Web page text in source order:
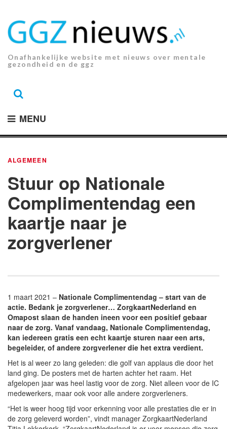
inhoud.
Onafhankelijke website met nieuws over mentale
gezondheid en de ggz
MENU
ALGEMEEN
Stuur op Nationale
Complimentendag een
kaartje naar je
zorgverlener
1 maart 2021 – Nationale Complimentendag – start van de
actie. Bedank je zorgverlener… ZorgkaartNederland en
Omapost slaan de handen ineen voor een positief gebaar
naar de zorg. Vanaf vandaag, Nationale Complimentendag,
kan iedereen gratis een echt kaartje sturen naar een arts,
begeleider, of andere zorgverlener die het extra verdient.
Het is al weer zo lang geleden: die golf van applaus die door het
land ging. De posters met de harten achter het raam. Het
afgelopen jaar was heel lastig voor de zorg. Niet alleen voor de IC
medewerkers, maar ook voor alle andere zorgverleners.
“Het is weer hoog tijd voor erkenning voor alle prestaties die er in
de zorg geleverd worden”, vindt manager ZorgkaartNederland